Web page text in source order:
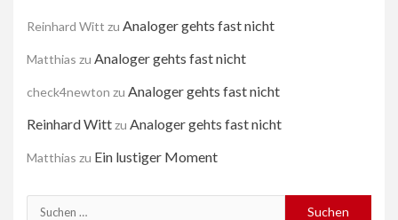
Reinhard Witt zu Analoger gehts fast nicht
Matthias zu Analoger gehts fast nicht
check4newton zu Analoger gehts fast nicht
Reinhard Wittzu Analoger gehts fast nicht
Matthias zu Ein lustiger Moment
Suchen